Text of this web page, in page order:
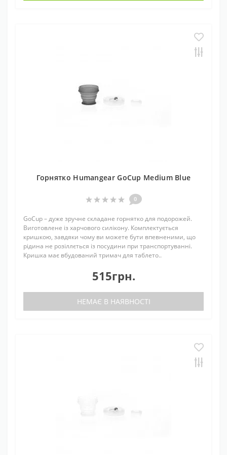
Горнятко Humangear GoCup Medium Blue
0
GoCup – дуже зручне складане горнятко для подорожей.
Виготовлене із харчового силікону. Комплектується
кришкою, завдяки чому ви можете бути впевненими, що
рідина не розіллється із посудини при транспортуванні.
Кришка має вбудований тримач для таблето..
515грн.
НЕМАЄ В НАЯВНОСТІ